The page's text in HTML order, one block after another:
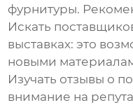
фурнитуры.
Искать
выставках: это
новыми
Изучать отзывы о
внимание на